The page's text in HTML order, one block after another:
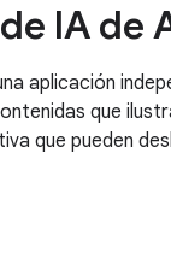
IA de
aplicación
que
que pueden